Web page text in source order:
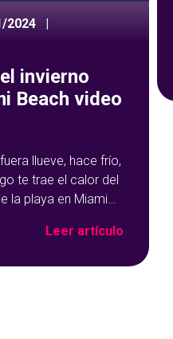
2024
invierno
Beach video
llueve, hace frío,
te trae el calor del
la playa en Miami
en Miami que
Leer artículo